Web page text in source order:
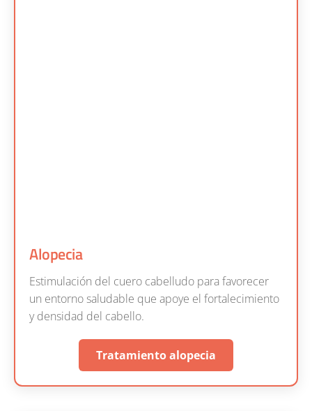
Alopecia
Estimulación del cuero cabelludo para favorecer
un entorno saludable que apoye el fortalecimiento
y densidad del cabello.
Tratamiento alopecia